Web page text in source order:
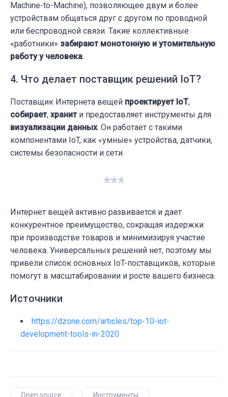
Machine-to-Machine), позволяющее двум и более
устройствам общаться друг с другом по проводной
или беспроводной связи. Такие коллективные
«работники» забирают монотонную и утомительную
работу у человека.
4. Что делает поставщик решений IoT?
Поставщик Интернета вещей проектирует IoT,
собирает, хранити предоставляет инструменты для
визуализации данных. Он работает с такими
компонентами IoT, как «умные» устройства, датчики,
системы безопасности и сети.
***
Интернет вещей активно развивается и дает
конкурентное преимущество, сокращая издержки
при производстве товаров и минимизируя участие
человека. Универсальных решений нет, поэтому мы
привели список основных IoT-поставщиков, которые
помогут в масштабировании и росте вашего бизнеса.
Источники
https://dzone.com/articles/top-10-iot-
development-tools-in-2020
Open source
Инструменты